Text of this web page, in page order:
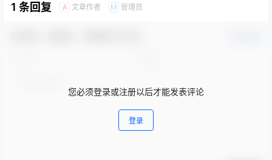
1 条回复 A 文章作者 M 管理员
您必须登录或注册以后才能发表评论
登录